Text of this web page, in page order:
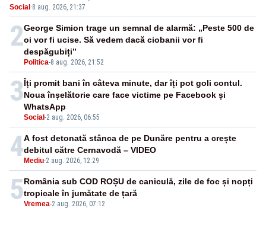
nepermis
Social ·8 aug. 2026, 21:37
2
Politica-8 aug. 2026, 21:52
George Simion trage un semnal de alarmă: „Peste 500 de
oi vor fi ucise. Să vedem dacă ciobanii vor fi
despăgubiți”
3
Social -2 aug. 2026, 06:55
Îți promit bani în câteva minute, dar îți pot goli contul.
Noua înșelătorie care face victime pe Facebook și
WhatsApp
4 Mediu-2 aug. 2026, 12:29
A fost detonată stânca de pe Dunăre pentru a crește
debitul către Cernavodă – VIDEO
5Vremea-2 aug. 2026, 07:12
România sub COD ROȘU de caniculă, zile de foc și nopți
tropicale în jumătate de țară